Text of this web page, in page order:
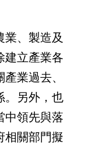
、製造及
建立產業各
業過去、
。另外，也
中領先與落
相關部門擬